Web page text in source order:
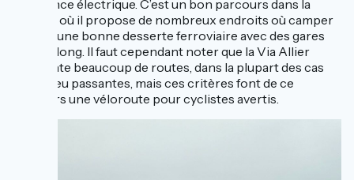
assistance électrique. C’est un bon parcours dans la
mesure où il propose de nombreux endroits où camper
ainsi qu’une bonne desserte ferroviaire avec des gares
tout du long. Il faut cependant noter que la Via Allier
emprunte beaucoup de routes, dans la plupart des cas
assez peu passantes, mais ces critères font de ce
parcours une véloroute pour cyclistes avertis.